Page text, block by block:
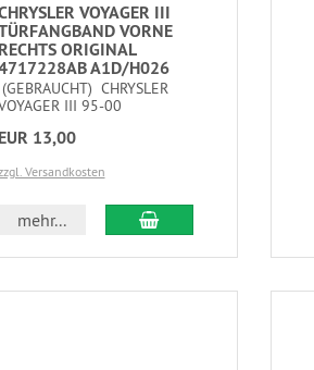
VOYAGER III
VORNE
RECHTS ORIGINAL
A1D/H026
(GEBRAUCHT) CHRYSLER
III 95-00
EUR 13,00
Versandkosten
mehr...